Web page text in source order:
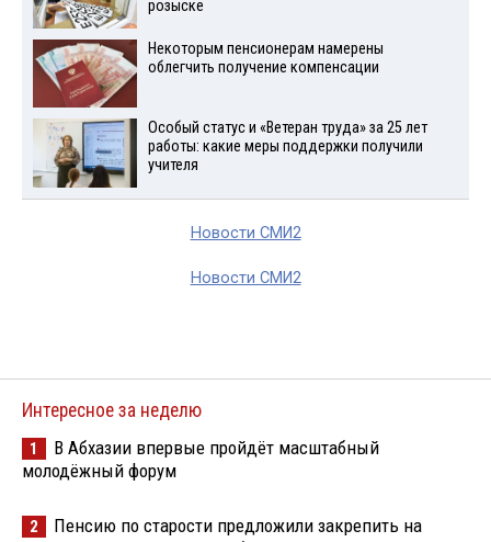
розыске
Некоторым пенсионерам намерены
облегчить получение компенсации
Особый статус и «Ветеран труда» за 25 лет
работы: какие меры поддержки получили
учителя
Новости СМИ2
Новости СМИ2
Интересное за неделю
1
В Абхазии впервые пройдёт масштабный
молодёжный форум
2
Пенсию по старости предложили закрепить на